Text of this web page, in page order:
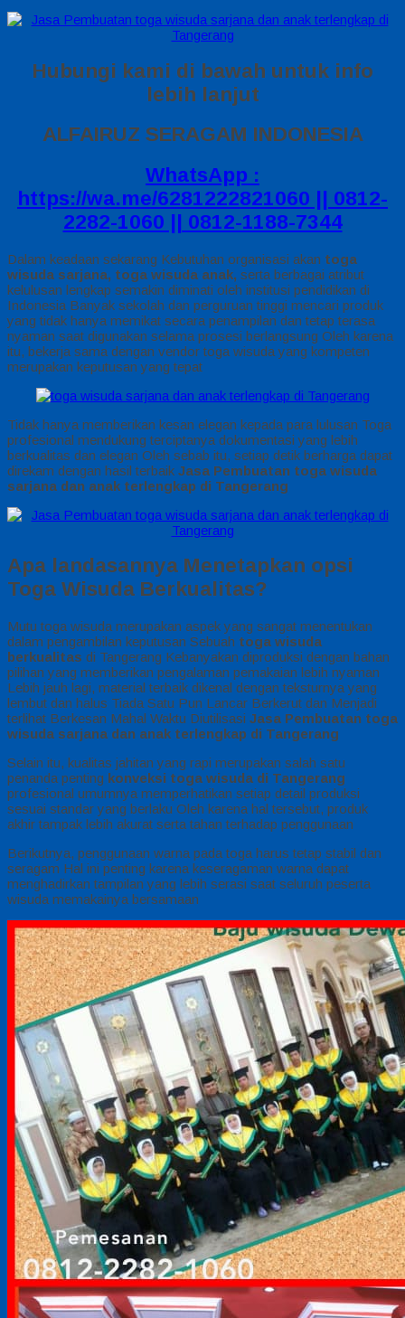
Hubungi kami di bawah untuk info
lebih lanjut
ALFAIRUZ SERAGAM INDONESIA
WhatsApp :
https://wa.me/6281222821060 || 0812-
2282-1060 || 0812-1188-7344
Dalam keadaan sekarang Kebutuhan organisasi akan toga
wisuda sarjana, toga wisuda anak, serta berbagai atribut
kelulusan lengkap semakin diminati oleh institusi pendidikan di
Indonesia Banyak sekolah dan perguruan tinggi mencari produk
yang tidak hanya memikat secara penampilan dan tetap terasa
nyaman saat digunakan selama prosesi berlangsung Oleh karena
itu, bekerja sama dengan vendor toga wisuda yang kompeten
merupakan keputusan yang tepat
Tidak hanya memberikan kesan elegan kepada para lulusan Toga
profesional mendukung terciptanya dokumentasi yang lebih
berkualitas dan elegan Oleh sebab itu, setiap detik berharga dapat
direkam dengan hasil terbaik Jasa Pembuatan toga wisuda
sarjana dan anak terlengkap di Tangerang
Apa landasannya Menetapkan opsi
Toga Wisuda Berkualitas?
Mutu toga wisuda merupakan aspek yang sangat menentukan
dalam pengambilan keputusan Sebuah toga wisuda
berkualitas di Tangerang Kebanyakan diproduksi dengan bahan
pilihan yang memberikan pengalaman pemakaian lebih nyaman
Lebih jauh lagi, material terbaik dikenal dengan teksturnya yang
lembut dan halus Tiada Satu Pun Lancar Berkerut dan Menjadi
terlihat Berkesan Mahal Waktu Diutilisasi Jasa Pembuatan toga
wisuda sarjana dan anak terlengkap di Tangerang
Selain itu, kualitas jahitan yang rapi merupakan salah satu
penanda penting konveksi toga wisuda di Tangerang
profesional umumnya memperhatikan setiap detail produksi
sesuai standar yang berlaku Oleh karena hal tersebut, produk
akhir tampak lebih akurat serta tahan terhadap penggunaan
Berikutnya, penggunaan warna pada toga harus tetap stabil dan
seragam Hal ini penting karena keseragaman warna dapat
menghadirkan tampilan yang lebih serasi saat seluruh peserta
wisuda memakainya bersamaan